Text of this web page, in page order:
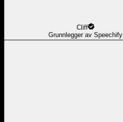
Cliff
Grunnlegger av Speechify